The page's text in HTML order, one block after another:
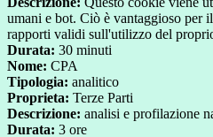
umani e bot. Ciò è vantaggioso per
rapporti validi sull'utilizzo del
Durata: 30 minuti
Nome: CPA
Tipologia: analitico
Proprieta: Terze Parti
Descrizione: analisi e profilazione
Durata: 3 ore